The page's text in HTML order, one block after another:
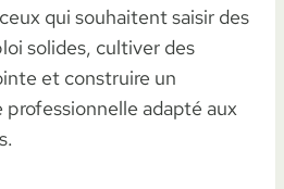
qui souhaitent saisir des
solides, cultiver des
et construire un
professionnelle adapté aux